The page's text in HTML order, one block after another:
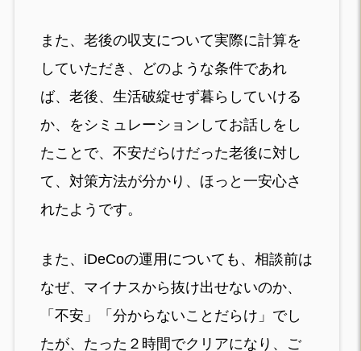
また、老後の収支について実際に計算を
していただき、どのような条件であれ
ば、老後、生活破綻せず暮らしていける
か、をシミュレーションしてお話しをし
たことで、不安だらけだった老後に対し
て、対策方法が分かり、ほっと一安心さ
れたようです。
また、iDeCoの運用についても、相談前は
なぜ、マイナスから抜け出せないのか、
「不安」「分からないことだらけ」でし
たが、たった２時間でクリアになり、ご